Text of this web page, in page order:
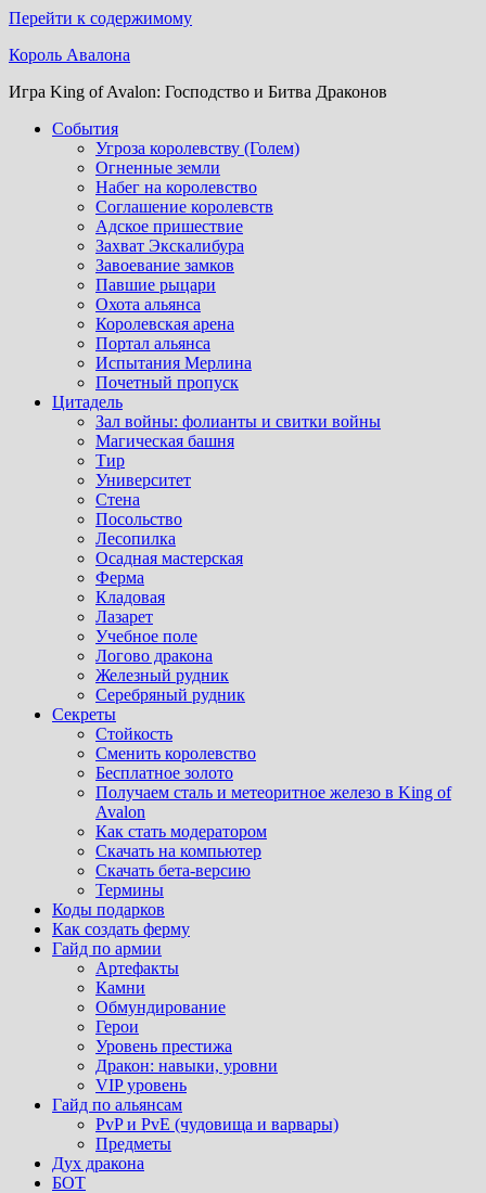
Перейти к содержимому
Король Авалона
Игра King of Avalon: Господство и Битва Драконов
События
Угроза королевству (Голем)
Огненные земли
Набег на королевство
Соглашение королевств
Адское пришествие
Захват Экскалибура
Завоевание замков
Павшие рыцари
Охота альянса
Королевская арена
Портал альянса
Испытания Мерлина
Почетный пропуск
Цитадель
Зал войны: фолианты и свитки войны
Магическая башня
Тир
Университет
Стена
Посольство
Лесопилка
Осадная мастерская
Ферма
Кладовая
Лазарет
Учебное поле
Логово дракона
Железный рудник
Серебряный рудник
Секреты
Стойкость
Сменить королевство
Бесплатное золото
Получаем сталь и метеоритное железо в King of
Avalon
Как стать модератором
Скачать на компьютер
Скачать бета-версию
Термины
Коды подарков
Как создать ферму
Гайд по армии
Артефакты
Камни
Обмундирование
Герои
Уровень престижа
Дракон: навыки, уровни
VIP уровень
Гайд по альянсам
PvP и PvE (чудовища и варвары)
Предметы
Дух дракона
БОТ